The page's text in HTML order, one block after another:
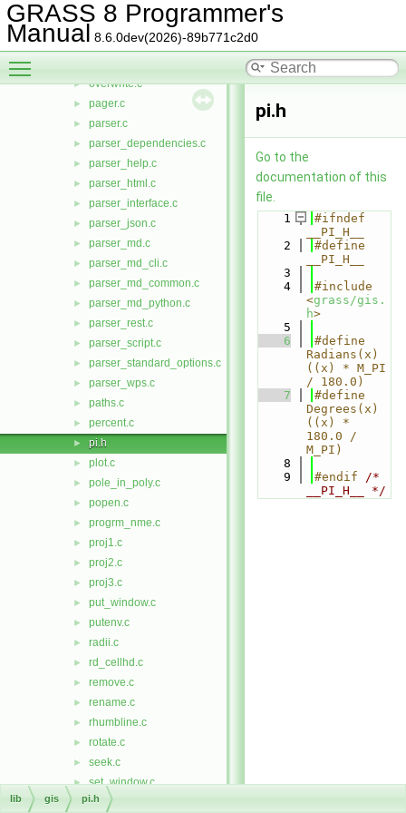
GRASS 8 Programmer's
Manual 8.6.0dev(2026)-89b771c2d0
► nme_in_mps.c
► omp_threads.c
► open.c
► overwrite.c
► pager.c
► parser.c
► parser_dependencies.c
► parser_help.c
► parser_html.c
► parser_interface.c
► parser_json.c
► parser_md.c
► parser_md_cli.c
► parser_md_common.c
► parser_md_python.c
► parser_rest.c
► parser_script.c
► parser_standard_options.c
► parser_wps.c
► paths.c
► percent.c
► pi.h
► plot.c
► pole_in_poly.c
► popen.c
► progrm_nme.c
► proj1.c
► proj2.c
► proj3.c
► put_window.c
► putenv.c
► radii.c
► rd_cellhd.c
► remove.c
► rename.c
► rhumbline.c
► rotate.c
► seek.c
► set_window.c
► short_way.c
pi.h
Go to the
documentation of this
file.
    1
#ifndef
__PI_H__
    2
#define
__PI_H__
    3
    4
#include
<grass/gis.
h>
    5
    6
#define
Radians(x)
((x) * M_PI
/ 180.0)
    7
#define
Degrees(x)
((x) *
180.0 /
M_PI)
    8
    9
#endif /*
__PI_H__ */
lib gis pi.h